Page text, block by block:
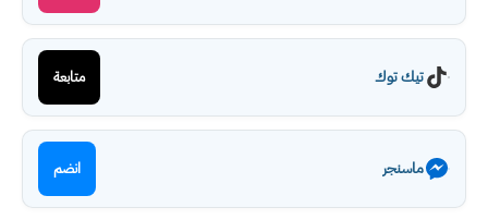
تيك توك متابعة
ماسنجر انضم